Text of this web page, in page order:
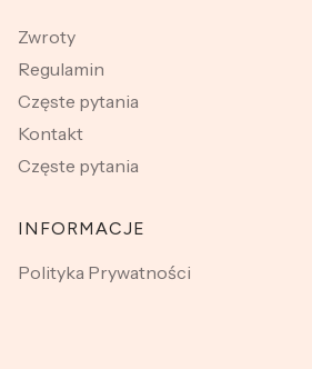
Zwroty
Regulamin
Częste pytania
Kontakt
Częste pytania
INFORMACJE
Polityka Prywatności